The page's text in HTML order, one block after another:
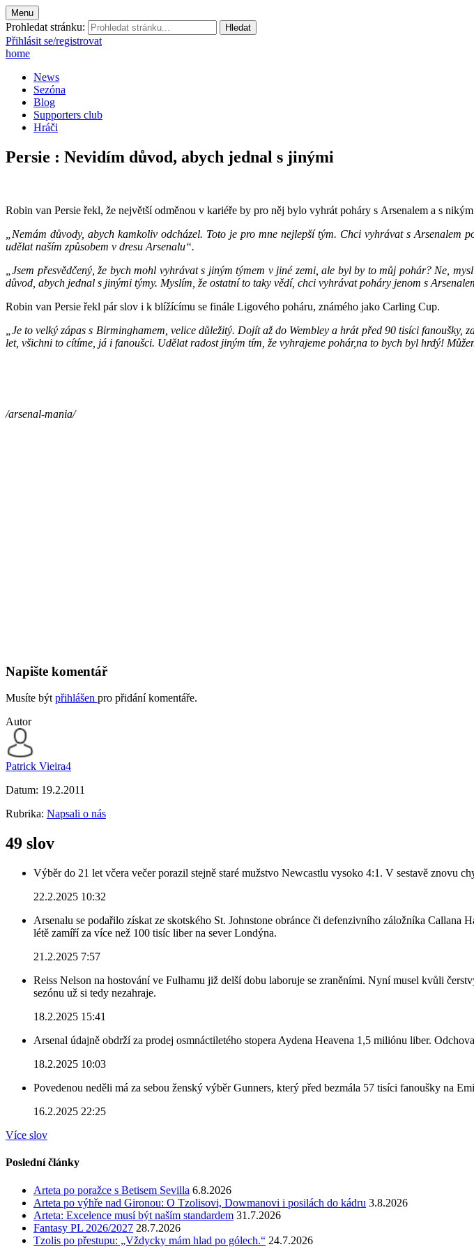
Menu
Prohledat stránku:
Přihlásit se/registrovat
home
News
Sezóna
Blog
Supporters club
Hráči
Persie : Nevidím důvod, abych jednal s jinými
Robin van Persie řekl, že největší odměnou v kariéře by pro něj bylo vyhrát poháry s Arsenalem a s
„Nemám důvody, abych kamkoliv odcházel. Toto je pro mne nejlepší tým. Chci vyhrávat s
udělat naším způsobem v dresu Arsenalu“.
„Jsem přesvědčený, že bych mohl vyhrávat s jiným týmem v jiné zemi, ale byl by to můj pohár? Ne,
důvod, abych jednal s jinými týmy. Myslím, že ostatní to taky vědí, chci vyhrávat poháry jenom s
Robin van Persie řekl pár slov i k blížícímu se finále Ligového poháru, známého jako Carling Cup.
„Je to velký zápas s Birminghamem, velice důležitý. Dojít až do Wembley a hrát před 90 tisíci
let, všichni to cítíme, já i fanoušci. Udělat radost jiným tím, že vyhrajeme pohár,na to bych byl hrdý!
/arsenal-mania/
Napište komentář
Musíte být přihlášen pro přidání komentáře.
Autor
Patrick Vieira4
Datum: 19.2.2011
Rubrika: Napsali o nás
49 slov
Výběr do 21 let včera večer porazil stejně staré mužstvo Newcastlu vysoko 4:1. V sestavě znovu
22.2.2025 10:32
Arsenalu se podařilo získat ze skotského St. Johnstone obránce či defenzivního záložníka
létě zamíří za více než 100 tisíc liber na sever Londýna.
21.2.2025 7:57
Reiss Nelson na hostování ve Fulhamu již delší dobu laboruje se zraněními. Nyní musel kvůli
sezónu už si tedy nezahraje.
18.2.2025 15:41
Arsenal údajně obdrží za prodej osmnáctiletého stopera Aydena Heavena 1,5 miliónu liber.
18.2.2025 10:03
Povedenou neděli má za sebou ženský výběr Gunners, který před bezmála 57 tisíci fanoušky na
16.2.2025 22:25
Více slov
Poslední články
Arteta po poražce s Betisem Sevilla 6.8.2026
Arteta po výhře nad Gironou: O Tzolisovi, Dowmanovi i posilách do kádru 3.8.2026
Arteta: Excelence musí být naším standardem 31.7.2026
Fantasy PL 2026/2027 28.7.2026
Tzolis po přestupu: „Vždycky mám hlad po gólech.“ 24.7.2026